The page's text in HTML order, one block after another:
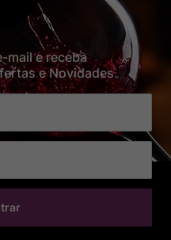
mail e receba
e Novidades